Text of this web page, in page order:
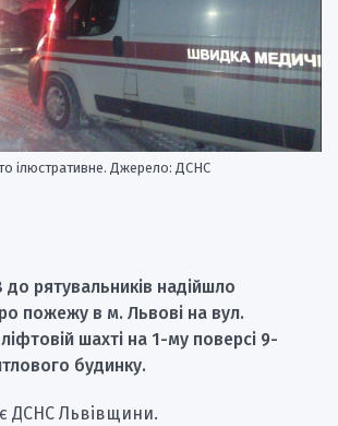
ілюстративне. Джерело: ДСНС
рятувальників надійшло
пожежу в м. Львові на вул.
шахті на 1-му поверсі 9-
будинку.
ДСНС Львівщини.